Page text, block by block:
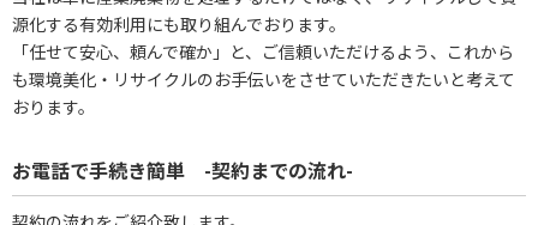
源化する有効利用にも取り組んでおります。
「任せて安心、頼んで確か」と、ご信頼いただけるよう、これから
も環境美化・リサイクルのお手伝いをさせていただきたいと考えて
おります。
お電話で手続き簡単 -契約までの流れ-